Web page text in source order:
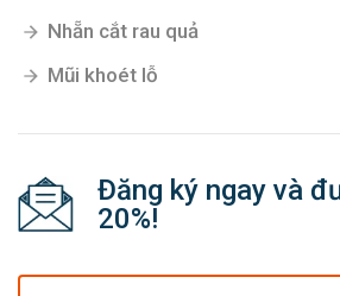
Nhẵn cắt rau quả
Mũi khoét lỗ
Đăng ký ngay và
20%!